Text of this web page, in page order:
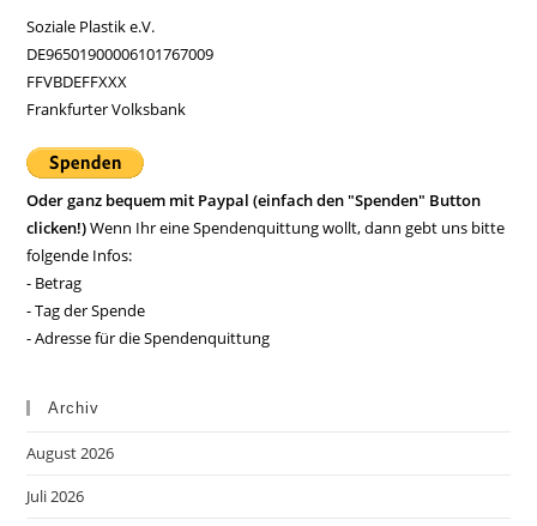
Soziale Plastik e.V.
DE96501900006101767009
FFVBDEFFXXX
Frankfurter Volksbank
Oder ganz bequem mit Paypal (einfach den "Spenden" Button
clicken!)Wenn Ihr eine Spendenquittung wollt, dann gebt uns bitte
folgende Infos:
- Betrag
- Tag der Spende
- Adresse für die Spendenquittung
Archiv
August 2026
Juli 2026